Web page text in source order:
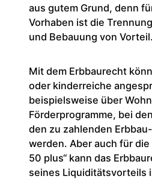
aus gutem Grund, denn
Vorhaben ist die
und Bebauung von Vorteil.
Mit dem Erbbaurecht
oder kinderreiche
beispielsweise über
Förderprogramme, bei
den zu zahlenden
werden. Aber auch für die
50 plus“ kann das
seines Liquiditätsvorteils